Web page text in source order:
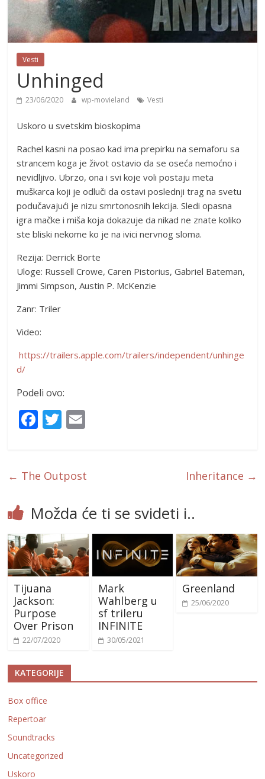
Vesti
Unhinged
23/06/2020 wp-movieland Vesti
Uskoro u svetskim bioskopima
Rachel kasni na posao kad ima prepirku na semaforu sa
strancem koga je život ostavio da se oseća nemoćno i
nevidljivo. Ubrzo, ona i svi koje voli postaju meta
muškarca koji je odluči da ostavi poslednji trag na svetu
podučavajući je nizu smrtonosnih lekcija. Sledi opasna
igra mačke i miša koja dokazuje da nikad ne znate koliko
ste bliski nekome ko je na ivici nervnog sloma.
Rezija: Derrick Borte
Uloge: Russell Crowe, Caren Pistorius, Gabriel Bateman,
Jimmi Simpson, Austin P. McKenzie
Zanr: Triler
Video:
https://trailers.apple.com/trailers/independent/unhinge
d/
Podeli ovo:
F
b
o
k
T
er l
← The Outpost Inheritance →
Možda će ti se svideti i..
Tijuana
Jackson:
Purpose
Over Prison
22/07/2020
Mark
Wahlberg u
sf trileru
INFINITE
30/05/2021
Greenland
25/06/2020
KATEGORIJE
Box office
Repertoar
Soundtracks
Uncategorized
Uskoro